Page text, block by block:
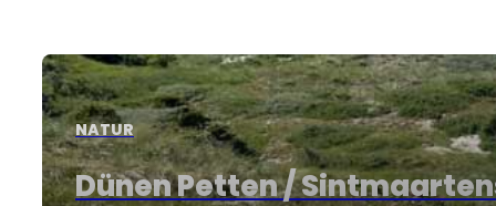
NATUR
Dünen Petten /